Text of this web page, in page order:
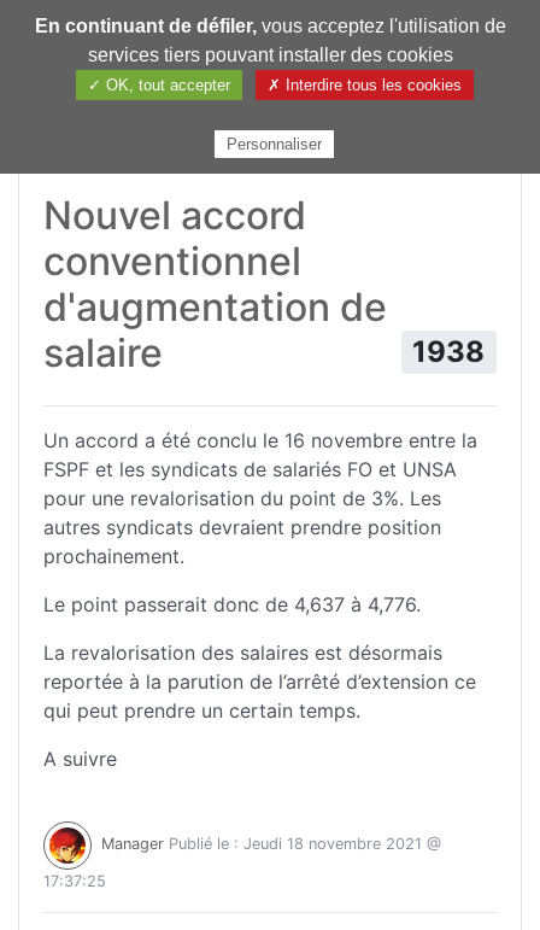
Pharmechange
Nouvel accord
conventionnel
d'augmentation de
salaire
1938
Un accord a été conclu le 16 novembre entre la
FSPF et les syndicats de salariés FO et UNSA
pour une revalorisation du point de 3%. Les
autres syndicats devraient prendre position
prochainement.
Le point passerait donc de 4,637 à 4,776.
La revalorisation des salaires est désormais
reportée à la parution de l’arrêté d’extension ce
qui peut prendre un certain temps.
A suivre
Manager Publié le : Jeudi 18 novembre 2021 @
17:37:25
En continuant de défiler,vous acceptez l'utilisation de
services tiers pouvant installer des cookies
✓ OK, tout accepter ✗ Interdire tous les cookies
Personnaliser